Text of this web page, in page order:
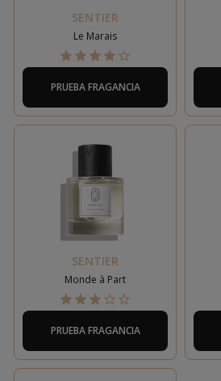
SENTIER
Le Marais
PRUEBA FRAGANCIA
SENTIER
Monde à Part
PRUEBA FRAGANCIA